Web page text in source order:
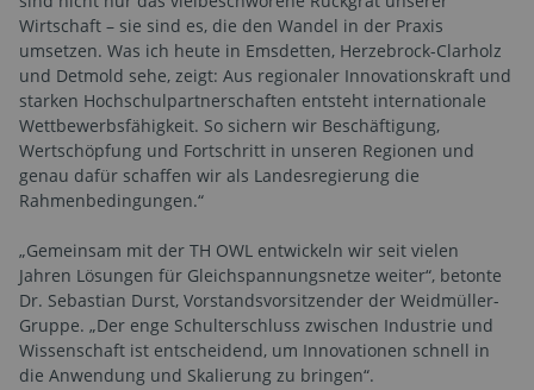
Wirtschaft – sie sind es, die den Wandel in der Praxis
umsetzen. Was ich heute in Emsdetten, Herzebrock-Clarholz
und Detmold sehe, zeigt: Aus regionaler Innovationskraft und
starken Hochschulpartnerschaften entsteht internationale
Wettbewerbsfähigkeit. So sichern wir Beschäftigung,
Wertschöpfung und Fortschritt in unseren Regionen und
genau dafür schaffen wir als Landesregierung die
Rahmenbedingungen.“
„Gemeinsam mit der TH OWL entwickeln wir seit vielen
Jahren Lösungen für Gleichspannungsnetze weiter“, betonte
Dr. Sebastian Durst, Vorstandsvorsitzender der Weidmüller-
Gruppe. „Der enge Schulterschluss zwischen Industrie und
Wissenschaft ist entscheidend, um Innovationen schnell in
die Anwendung und Skalierung zu bringen“.